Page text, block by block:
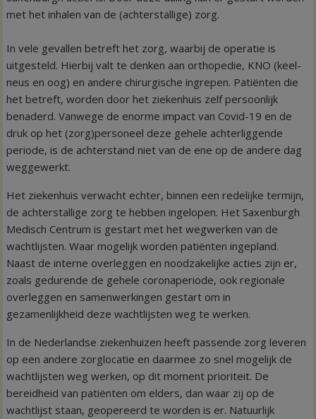
met het inhalen van de (achterstallige) zorg.
In vele gevallen betreft het zorg, waarbij de operatie is
uitgesteld. Hierbij valt te denken aan orthopedie, KNO (keel-
neus en oog) en andere chirurgische ingrepen. Patiënten die
het betreft, worden door het ziekenhuis zelf persoonlijk
benaderd. Vanwege de enorme impact van Covid-19 en de
druk op het (zorg)personeel deze gehele achterliggende
periode, is de achterstand niet van de ene op de andere dag
weggewerkt.
Het ziekenhuis verwacht echter, binnen een redelijke termijn,
de achterstallige zorg te hebben ingelopen. Het Saxenburgh
Medisch Centrum is gestart met het wegwerken van de
wachtlijsten. Waar mogelijk worden patiënten ingepland.
Naast de interne overleggen en noodzakelijke acties zijn er,
zoals gedurende de gehele coronaperiode, ook regionale
overleggen en samenwerkingen gestart om in
gezamenlijkheid deze wachtlijsten weg te werken.
In de Nederlandse ziekenhuizen heeft passende zorg leveren
op een andere zorglocatie en daarmee zo snel mogelijk de
wachtlijsten weg werken, op dit moment prioriteit. De
bereidheid van patiënten om elders, dan waar zij op de
wachtlijst staan, geopereerd te worden is er. Natuurlijk